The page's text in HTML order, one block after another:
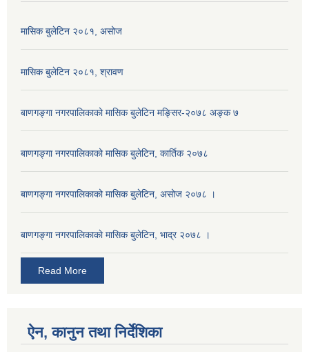
मासिक बुलेटिन २०८१, असोज
मासिक बुलेटिन २०८१, श्रावण
बाणगङ्गा नगरपालिकाको मासिक बुलेटिन मङ्सिर-२०७८ अङ्क ७
बाणगङ्गा नगरपालिकाको मासिक बुलेटिन, कार्तिक २०७८
बाणगङ्गा नगरपालिकाको मासिक बुलेटिन, असोज २०७८ ।
बाणगङ्गा नगरपालिकाकाे मासिक बुलेटिन, भाद्र २०७८ ।
Read More
ऐन, कानुन तथा निर्देशिका